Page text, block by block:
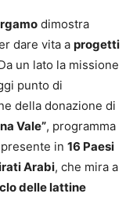
dimostra
dare vita a progetti
un lato la missione
punto di
della donazione di
Vale”, programma
in 16 Paesi
Arabi, che mira a
delle lattine